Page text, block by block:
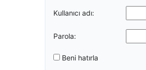
Kullanıcı adı:
Parola:
Beni hatırla